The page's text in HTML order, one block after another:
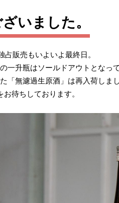
いました。
販売もいよいよ最終日。
一升瓶はソールドアウトとな
「無濾過生原酒」は再入荷し
待ちしております。